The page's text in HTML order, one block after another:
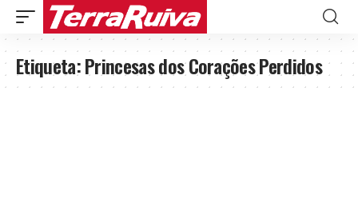
Etiqueta:Princesas dos Corações Perdidos